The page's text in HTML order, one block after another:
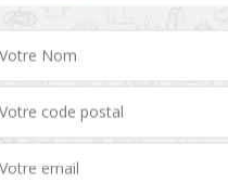
Pose et changement de